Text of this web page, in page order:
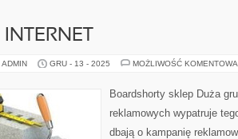
GRU - 13 - 2025 MOŻLIWOŚĆ
Boardshorty sklep Duża
reklamowych wypatruje
dbają o kampanię